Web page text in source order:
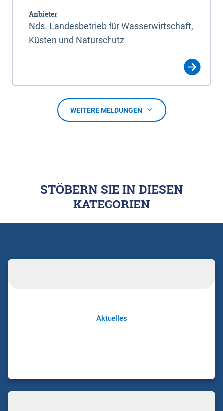
Anbieter
Nds. Landesbetrieb für Wasserwirtschaft,
Küsten und Naturschutz
WEITERE MELDUNGEN
STÖBERN SIE IN DIESEN
KATEGORIEN
Aktuelles